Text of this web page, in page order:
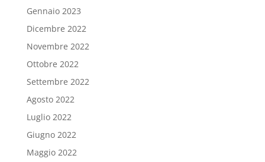
Gennaio 2023
Dicembre 2022
Novembre 2022
Ottobre 2022
Settembre 2022
Agosto 2022
Luglio 2022
Giugno 2022
Maggio 2022